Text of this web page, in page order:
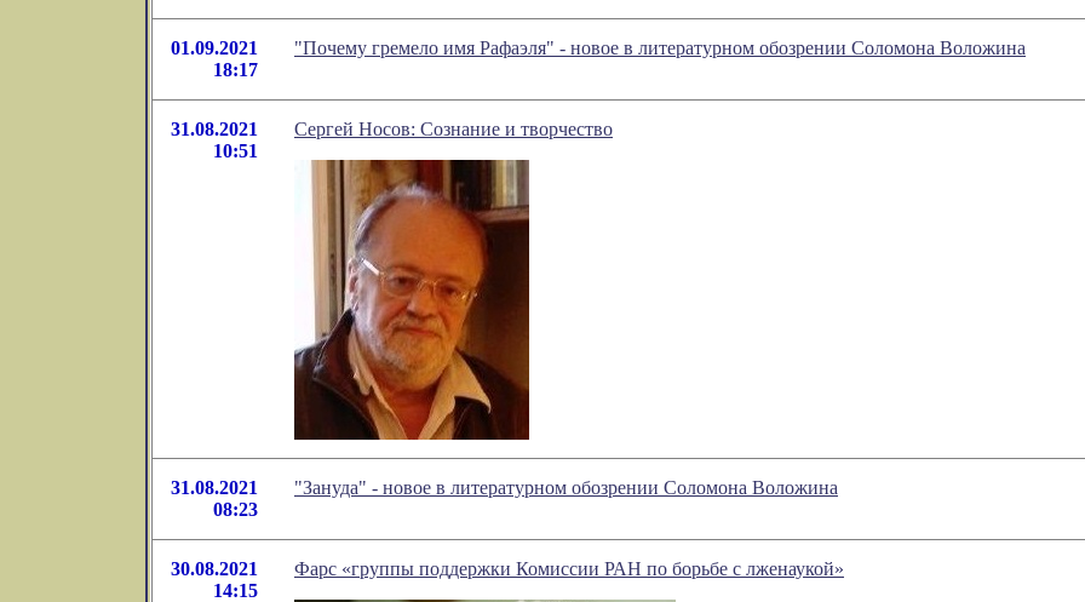
01.09.2021
18:17
"Почему гремело имя Рафаэля" - новое в литературном обозрении Соломона Воложина
31.08.2021
10:51
Сергей Носов: Сознание и творчество
31.08.2021
08:23
"Зануда" - новое в литературном обозрении Соломона Воложина
30.08.2021
14:15
Фарс «группы поддержки Комиссии РАН по борьбе с лженаукой»